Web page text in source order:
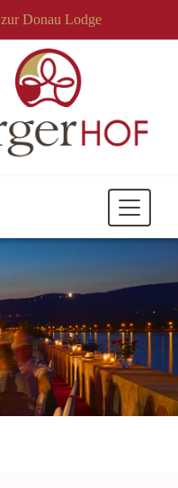
zur Donau Lodge
Mobile